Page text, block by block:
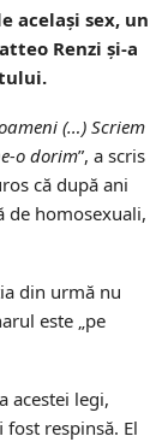
același sex, un
Renzi și-a
(…) Scriem
o dorim”, a scris
că după ani
de homosexuali,
din urmă nu
este „pe
acestei legi,
fost respinsă. El